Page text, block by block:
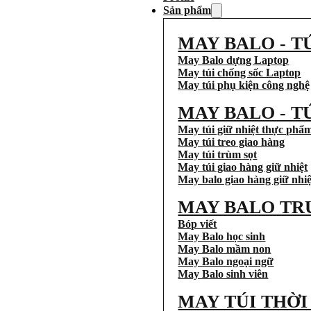
Sản phẩm
MAY BALO -
May Balo dựng Laptop
May túi chống sốc Laptop
May túi phụ kiện công nghệ
MAY BALO -
May túi giữ nhiệt thực
May túi treo giao hàng
May túi trùm sọt
May túi giao hàng giữ nhiệt
May balo giao hàng giữ
MAY BALO
Bóp viết
May Balo học sinh
May Balo mầm non
May Balo ngoại ngữ
May Balo sinh viên
MAY TÚI